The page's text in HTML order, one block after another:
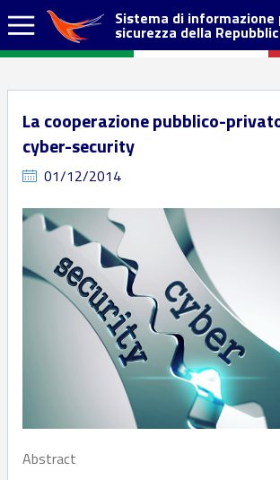
Sistema di informazione
sicurezza della
La cooperazione pubblico-
cyber-security
01/12/2014
Abstract